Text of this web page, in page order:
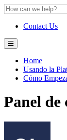
Contact Us
Home
Usando la
Cómo
Panel de